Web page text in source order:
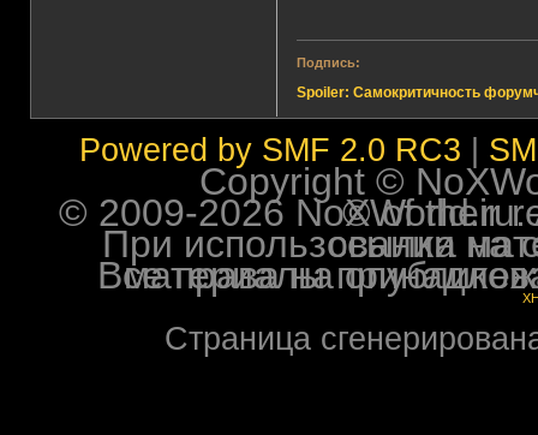
Подпись:
Spoiler: Самокритичность
Powered by SMF 2.0 RC3
Copyright ©
© 2009-2026 NoXWorld.ru. All
При использовании
Все права на опубликованные на форуме
Страница